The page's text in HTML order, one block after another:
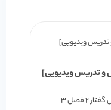
آنچه در این پست میخوانید فیلم تدریس گفتار 2 فصل 3